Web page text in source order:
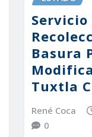
Servicio
Basura
Tuxtla
René Coca
0